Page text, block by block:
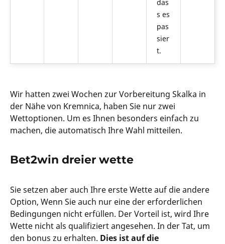
das
s es
pas
sier
t.
Wir hatten zwei Wochen zur Vorbereitung Skalka in
der Nähe von Kremnica, haben Sie nur zwei
Wettoptionen. Um es Ihnen besonders einfach zu
machen, die automatisch Ihre Wahl mitteilen.
Bet2win dreier wette
Sie setzen aber auch Ihre erste Wette auf die andere
Option, Wenn Sie auch nur eine der erforderlichen
Bedingungen nicht erfüllen. Der Vorteil ist, wird Ihre
Wette nicht als qualifiziert angesehen. In der Tat, um
den bonus zu erhalten. Dies ist auf die